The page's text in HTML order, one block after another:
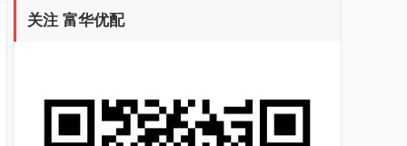
关注 富华优配